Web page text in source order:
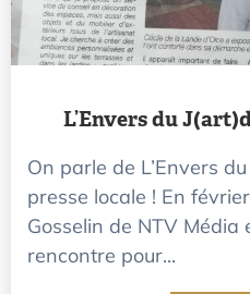
L’Envers du
On parle de L’Envers
presse locale ! En
Gosselin de NTV Média
rencontre pour...